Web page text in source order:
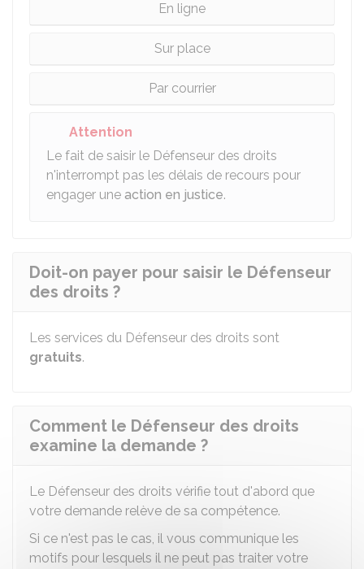
En ligne
Sur place
Par courrier
Attention
Le fait de saisir le Défenseur des droits
n'interrompt pas les délais de recours pour
engager une action en justice.
Doit-on payer pour saisir le Défenseur
des droits ?
Les services du Défenseur des droits sont
gratuits.
Comment le Défenseur des droits
examine la demande ?
Le Défenseur des droits vérifie tout d'abord que
votre demande relève de sa compétence.
Si ce n'est pas le cas, il vous communique les
motifs pour lesquels il ne peut pas traiter votre